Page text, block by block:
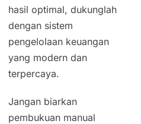
hasil optimal, dukunglah
dengan sistem
pengelolaan keuangan
yang modern dan
terpercaya.
Jangan biarkan
pembukuan manual